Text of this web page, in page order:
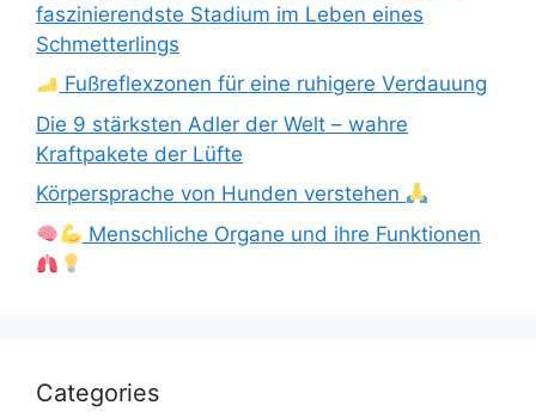
faszinierendste Stadium im Leben eines
Schmetterlings
Fußreflexzonen für eine ruhigere Verdauung
Die 9 stärksten Adler der Welt – wahre
Kraftpakete der Lüfte
Körpersprache von Hunden verstehen
Menschliche Organe und ihre Funktionen
Categories